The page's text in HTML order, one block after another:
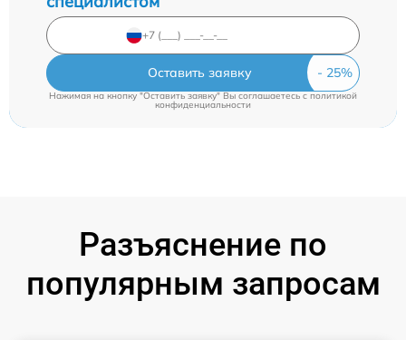
Оставить заявку
Нажимая на кнопку "Оставить заявку" Вы соглашаетесь cполитикой
конфиденциальности
Разъяснение по
популярным запросам